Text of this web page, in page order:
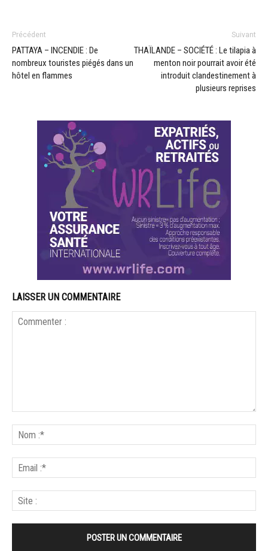
Précédent
PATTAYA – INCENDIE : De
nombreux touristes piégés dans un
hôtel en flammes
Suivant
THAÏLANDE – SOCIÉTÉ : Le tilapia à
menton noir pourrait avoir été
introduit clandestinement à
plusieurs reprises
LAISSER UN COMMENTAIRE